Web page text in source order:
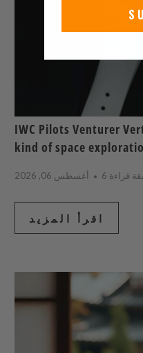
IWC Pilots Venturer
kind of space
أغسطس 06, 2026 قراءة
اقرأ المزيد